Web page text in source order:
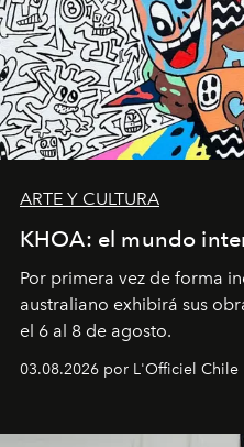
ARTE Y CULTURA
KHOA: el mundo
Por primera vez de forma
australiano exhibirá sus
el 6 al 8 de agosto.
03.08.2026 por L'Officiel Chile